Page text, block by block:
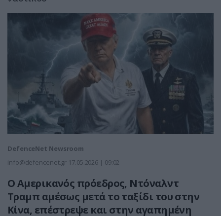
DefenceNet Newsroom
info@defencenet.gr 17.05.2026 | 09:02
O Αμερικανός πρόεδρος, Ντόναλντ
Τραμπ αμέσως μετά το ταξίδι του στην
Κίνα, επέστρεψε και στην αγαπημένη